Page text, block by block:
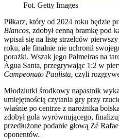
Fot. Getty Images
Piłkarz, który od 2024 roku będzie
Blancos, zdobył cenną bramkę pod
wpisał się na listę strzelców
roku, ale finalnie nie uchronił
porażki. Wszak jego Palmeiras na
Água Santa, przegrywając 1:2 w
Campeonato Paulista, czyli
Młodziutki środkowy napastnik
umiejętnością czytania gry przy
właśnie po centrze z narożnika
zdobył gola wyrównującego,
przedłużone podanie głową Zé
oponentów.